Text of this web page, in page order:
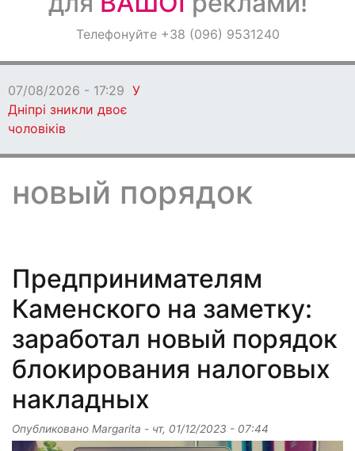
ОголошенняТелефонуйте +38 (096) 9531240
07/08/2026 - 17:29 У
Дніпрі зникли двоє
чоловіків
новый порядок
Предпринимателям
Каменского на заметку:
заработал новый порядок
блокирования налоговых
накладных
Опубликовано Margarita - чт, 01/12/2023 - 07:44